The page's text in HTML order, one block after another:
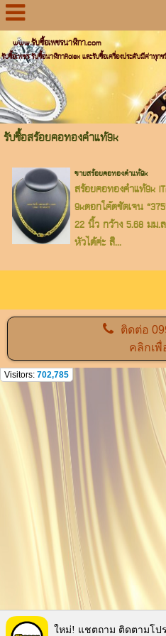
www.รับซื้อเพชรนาฬิกา.com
รับซื้อเพชร รับซื้อนาฬิกาRolex และรับซื้อเครื่องประดับมีค่าทุก
รับซื้อสร้อยคอทองคำแท้9k
ขายสร้อยคอทองคำแท้9k
สร้อยคอทองคำแท้9k
9kตอกโค๊ตชัดเจน
22 นิ้ว กว้าง 5.68 มม.
หัวได้ค่ะ สิ...
ติดต่อ
คลิกเพื่
Visitors: 702,785
ใหม่! แชตถาม ติดตามโป